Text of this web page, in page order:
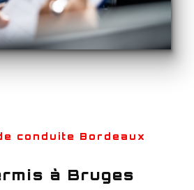
à Bruges